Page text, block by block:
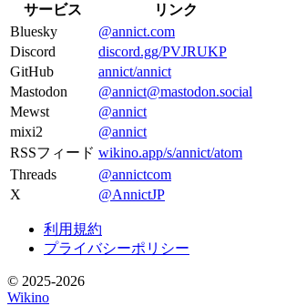
サービス
リンク
Bluesky
@annict.com
Discord
discord.gg/PVJRUKP
GitHub
annict/annict
Mastodon
@annict@mastodon.social
Mewst
@annict
mixi2
@annict
RSSフィード wikino.app/s/annict/atom
Threads
@annictcom
X
@AnnictJP
利用規約
プライバシーポリシー
© 2025-2026
Wikino